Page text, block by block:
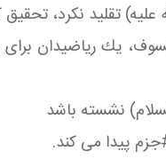
تقلید نكرد، تحقیق
یك ریاضیدان برای
نشسته باشد
پیدا می كند.